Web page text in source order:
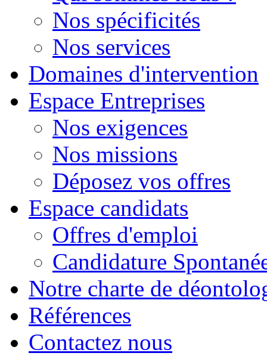
Nos spécificités
Nos services
Domaines d'intervention
Espace Entreprises
Nos exigences
Nos missions
Déposez vos offres
Espace candidats
Offres d'emploi
Candidature
Notre charte de
Références
Contactez nous